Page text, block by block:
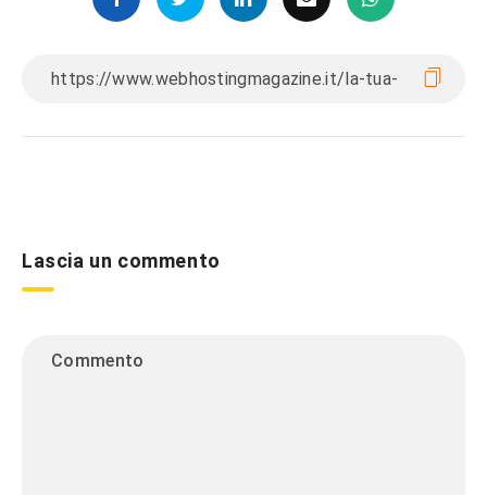
Lascia un commento